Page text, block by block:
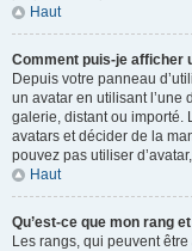
Haut
Comment puis-je afficher
Depuis votre panneau
un avatar en utilisant l’une
galerie, distant ou importé.
avatars et décider de la
pouvez pas utiliser
Haut
Qu’est-ce que mon rang
Les rangs, qui peuvent